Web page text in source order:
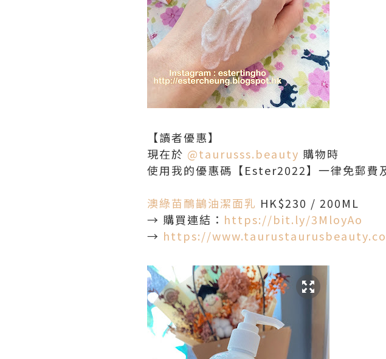
【讀者優惠】
現在於 @taurusss.beauty 購物時
使用我的優惠碼【Ester2022】一律免郵費
澳綠苗鴯鶓油潔面乳 HK$230 / 200ML
→ 購買連結： https://bit.ly/3MloyAo
→ https://